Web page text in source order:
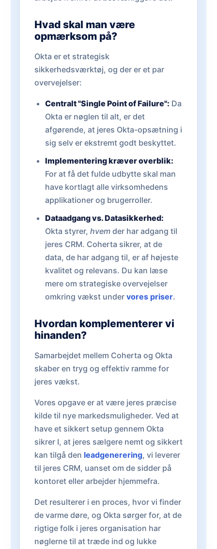
Hvad skal man være
opmærksom på?
Okta er et strategisk
sikkerhedsværktøj, og der er et par
overvejelser:
Centralt "Single Point of Failure": Da
Okta er nøglen til alt, er det
afgørende, at jeres Okta-opsætning i
sig selv er ekstremt godt beskyttet.
Implementering kræver overblik:
For at få det fulde udbytte skal man
have kortlagt alle virksomhedens
applikationer og brugerroller.
Dataadgang vs. Datasikkerhed:
Okta styrer, hvemder har adgang til
jeres CRM. Coherta sikrer, at de
data, de har adgang til, er af højeste
kvalitet og relevans. Du kan læse
mere om strategiske overvejelser
omkring vækst under vores priser.
Hvordan komplementerer vi
hinanden?
Samarbejdet mellem Coherta og Okta
skaber en tryg og effektiv ramme for
jeres vækst.
Vores opgave er at være jeres præcise
kilde til nye markedsmuligheder. Ved at
have et sikkert setup gennem Okta
sikrer I, at jeres sælgere nemt og sikkert
kan tilgå den leadgenerering, vi leverer
til jeres CRM, uanset om de sidder på
kontoret eller arbejder hjemmefra.
Det resulterer i en proces, hvor vi finder
de varme døre, og Okta sørger for, at de
rigtige folk i jeres organisation har
nøglerne til at træde ind og lukke